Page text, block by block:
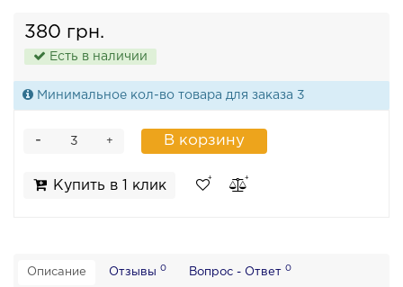
380 грн.
Есть в наличии
Минимальное кол-во товара для заказа 3
+
- В корзину
Купить в 1 клик
Описание Отзывы 0 Вопрос - Ответ 0